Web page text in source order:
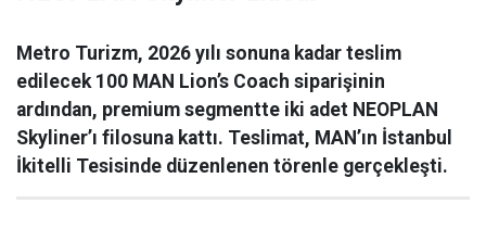
Metro Turizm, 2026 yılı sonuna kadar teslim
edilecek 100 MAN Lion’s Coach siparişinin
ardından, premium segmentte iki adet NEOPLAN
Skyliner’ı filosuna kattı. Teslimat, MAN’ın İstanbul
İkitelli Tesisinde düzenlenen törenle gerçekleşti.